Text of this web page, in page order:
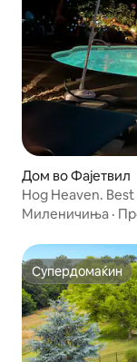
Дом во Фајетвил
Hog Heaven.
Миленичиња ·
Супердомаќин
Супердомаќин